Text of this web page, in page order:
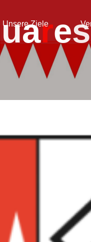
Unsere Ziele
uares